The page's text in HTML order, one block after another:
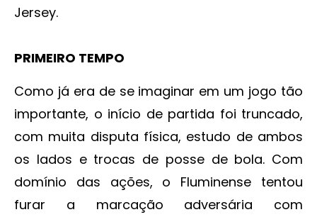
Jersey.
PRIMEIRO TEMPO
Como já era de se imaginar em um jogo tão
importante, o início de partida foi truncado,
com muita disputa física, estudo de ambos
os lados e trocas de posse de bola. Com
domínio das ações, o Fluminense tentou
furar a marcação adversária com